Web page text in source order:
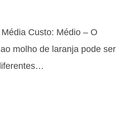
Custo: Médio – O
molho de laranja pode ser